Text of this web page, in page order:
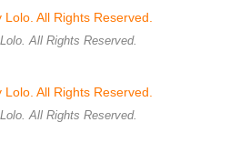
All Rights Reserved.
All Rights Reserved.